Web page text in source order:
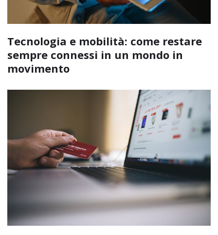
Tecnologia e mobilità: come restare
sempre connessi in un mondo in
movimento